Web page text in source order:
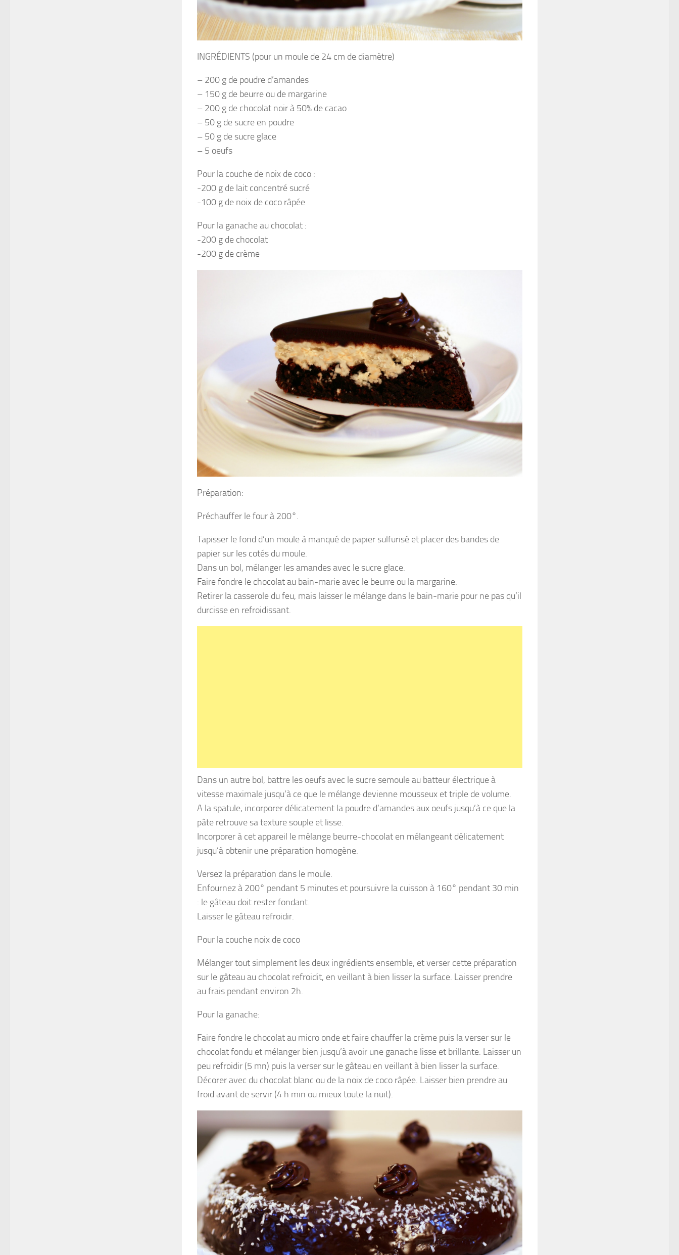
INGRÉDIENTS (pour un moule de 24 cm de diamètre)
– 200 g de poudre d’amandes
– 150 g de beurre ou de margarine
– 200 g de chocolat noir à 50% de cacao
– 50 g de sucre en poudre
– 50 g de sucre glace
– 5 oeufs
Pour la couche de noix de coco :
-200 g de lait concentré sucré
-100 g de noix de coco râpée
Pour la ganache au chocolat :
-200 g de chocolat
-200 g de crème
Préparation:
Préchauffer le four à 200°.
Tapisser le fond d’un moule à manqué de papier sulfurisé et placer des bandes de
papier sur les cotés du moule.
Dans un bol, mélanger les amandes avec le sucre glace.
Faire fondre le chocolat au bain-marie avec le beurre ou la margarine.
Retirer la casserole du feu, mais laisser le mélange dans le bain-marie pour ne pas qu’il
durcisse en refroidissant.
Dans un autre bol, battre les oeufs avec le sucre semoule au batteur électrique à
vitesse maximale jusqu’à ce que le mélange devienne mousseux et triple de volume.
A la spatule, incorporer délicatement la poudre d’amandes aux oeufs jusqu’à ce que la
pâte retrouve sa texture souple et lisse.
Incorporer à cet appareil le mélange beurre-chocolat en mélangeant délicatement
jusqu’à obtenir une préparation homogène.
Versez la préparation dans le moule.
Enfournez à 200° pendant 5 minutes et poursuivre la cuisson à 160° pendant 30 min
: le gâteau doit rester fondant.
Laisser le gâteau refroidir.
Pour la couche noix de coco
Mélanger tout simplement les deux ingrédients ensemble, et verser cette préparation
sur le gâteau au chocolat refroidit, en veillant à bien lisser la surface. Laisser prendre
au frais pendant environ 2h.
Pour la ganache:
Faire fondre le chocolat au micro onde et faire chauffer la crème puis la verser sur le
chocolat fondu et mélanger bien jusqu’à avoir une ganache lisse et brillante. Laisser un
peu refroidir (5 mn) puis la verser sur le gâteau en veillant à bien lisser la surface.
Décorer avec du chocolat blanc ou de la noix de coco râpée. Laisser bien prendre au
froid avant de servir (4 h min ou mieux toute la nuit).